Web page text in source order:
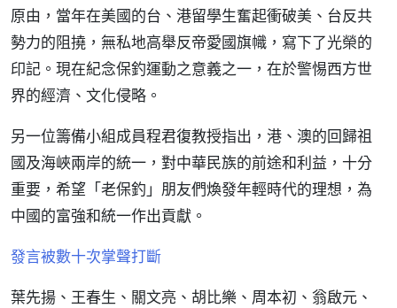
原由，當年在美國的台、港留學生奮起衝破美、台反共
勢力的阻撓，無私地高舉反帝愛國旗幟，寫下了光榮的
印記。現在紀念保釣運動之意義之一，在於警惕西方世
界的經濟、文化侵略。
另一位籌備小組成員程君復教授指出，港、澳的回歸祖
國及海峽兩岸的統一，對中華民族的前途和利益，十分
重要，希望「老保釣」朋友們煥發年輕時代的理想，為
中國的富強和統一作出貢獻。
發言被數十次掌聲打斷
葉先揚、王春生、關文亮、胡比樂、周本初、翁啟元、